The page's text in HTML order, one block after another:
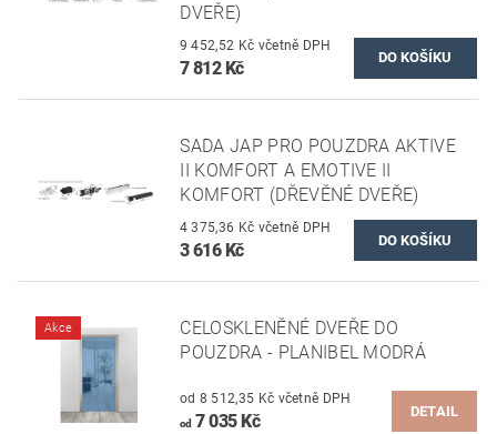
DVEŘE)
9 452,52 Kč včetně DPH
7 812 Kč
SADA JAP PRO POUZDRA AKTIVE
II KOMFORT A EMOTIVE II
KOMFORT (DŘEVĚNÉ DVEŘE)
4 375,36 Kč včetně DPH
3 616 Kč
Akce
CELOSKLENĚNÉ DVEŘE DO
POUZDRA - PLANIBEL MODRÁ
od 8 512,35 Kč včetně DPH
od7 035 Kč DETAIL